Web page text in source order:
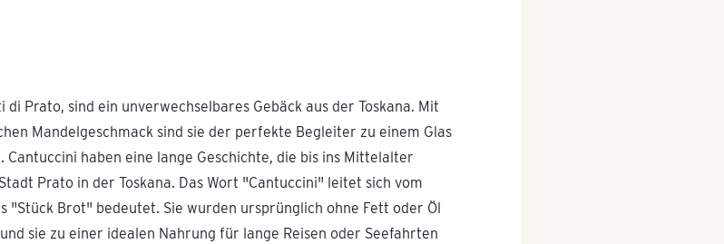
Prato, sind ein unverwechselbares Gebäck aus der Toskana. Mit
Mandelgeschmack sind sie der perfekte Begleiter zu einem Glas
haben eine lange Geschichte, die bis ins Mittelalter
Prato in der Toskana. Das Wort "Cantuccini" leitet sich vom
"Stück Brot" bedeutet. Sie wurden ursprünglich ohne Fett oder Öl
sie zu einer idealen Nahrung für lange Reisen oder Seefahrten